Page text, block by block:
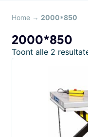
Home → 2000*850
2000*850
Toont alle 2